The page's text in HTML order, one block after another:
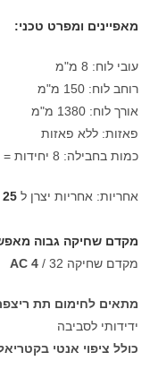
מאפיינים ומפרט טכני:
עובי לוח: 8 מ"מ
רוחב לוח: 150 מ"מ
אורך לוח: 1380 מ"מ
פאזות: ללא פאזות
כמות בחבילה: 8 יחידות = 1.72 מטר רבוע
אחריות: אחריות יצרן ל25 שנה
מקדם שחיקה גבוה
מקדם שחיקה 32 /
AC 4
מתאים לחימום תת
ידידותי לסביבה
כולל ציפוי אנטי